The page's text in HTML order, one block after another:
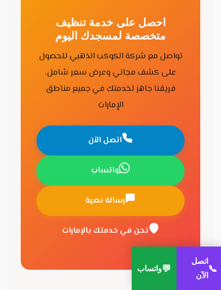
احصل على خدمة تنظيف
متخصصة لمسجدك اليوم
تواصل مع شركة الكوكب الذهبي للحصول
على كشف مجاني وعرض سعر شامل.
فريقنا جاهز لخدمتك في جميع مناطق
الإمارات
اتصل الآن
واتساب
رسالة نصية
نحن في خدمتك بالإمارات
📞
اتصل
الآن
💬واتساب